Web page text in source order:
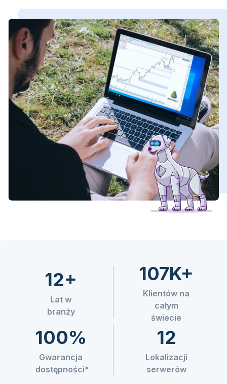
12+
Lat w
branży
107K+
Klientów na
całym
świecie
100%
Gwarancja
dostępności*
12
Lokalizacji
serwerów